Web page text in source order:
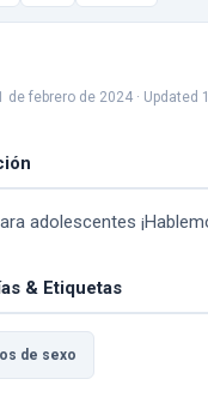
de febrero de 2024 · Updated
adolescentes
& Etiquetas
de sexo